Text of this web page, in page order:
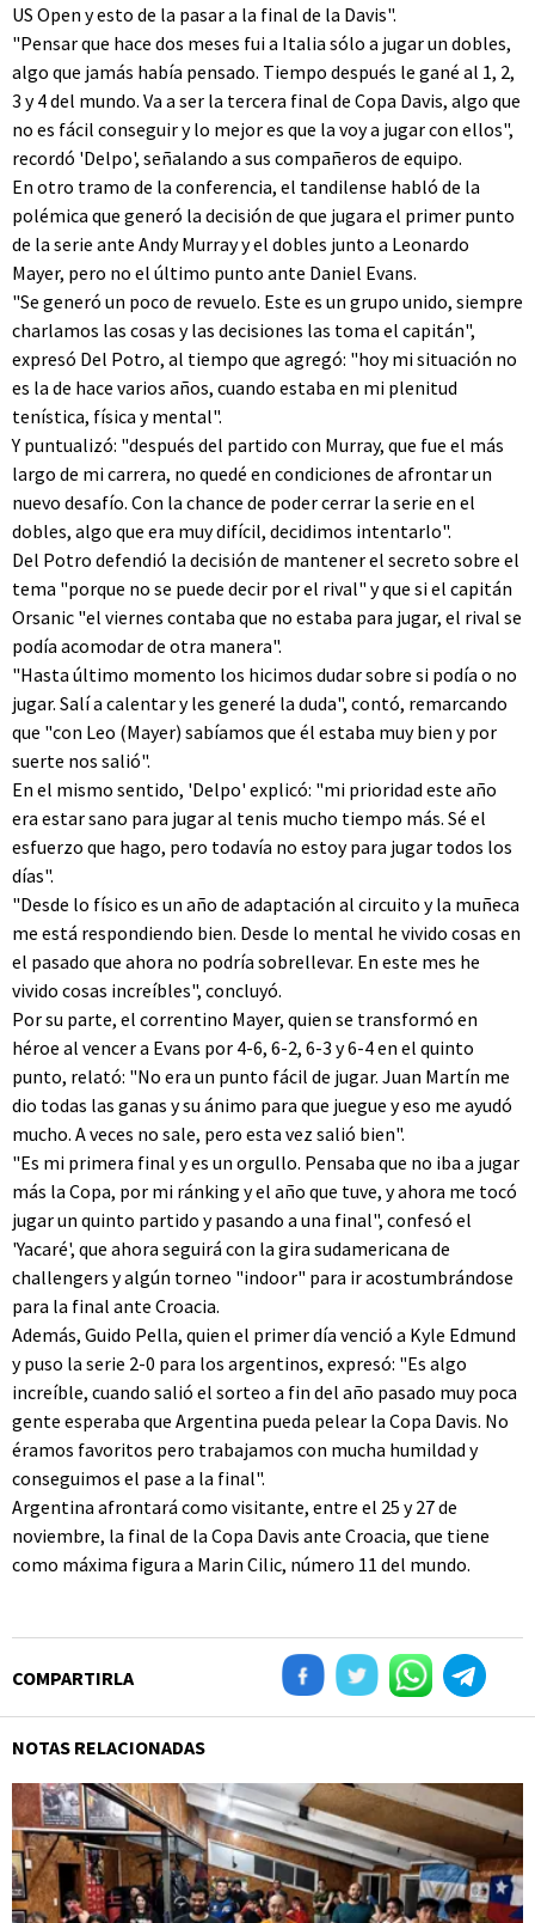
US Open y esto de la pasar a la final de la Davis".
"Pensar que hace dos meses fui a Italia sólo a jugar un dobles,
algo que jamás había pensado. Tiempo después le gané al 1, 2,
3 y 4 del mundo. Va a ser la tercera final de Copa Davis, algo que
no es fácil conseguir y lo mejor es que la voy a jugar con ellos",
recordó 'Delpo', señalando a sus compañeros de equipo.
En otro tramo de la conferencia, el tandilense habló de la
polémica que generó la decisión de que jugara el primer punto
de la serie ante Andy Murray y el dobles junto a Leonardo
Mayer, pero no el último punto ante Daniel Evans.
"Se generó un poco de revuelo. Este es un grupo unido, siempre
charlamos las cosas y las decisiones las toma el capitán",
expresó Del Potro, al tiempo que agregó: "hoy mi situación no
es la de hace varios años, cuando estaba en mi plenitud
tenística, física y mental".
Y puntualizó: "después del partido con Murray, que fue el más
largo de mi carrera, no quedé en condiciones de afrontar un
nuevo desafío. Con la chance de poder cerrar la serie en el
dobles, algo que era muy difícil, decidimos intentarlo".
Del Potro defendió la decisión de mantener el secreto sobre el
tema "porque no se puede decir por el rival" y que si el capitán
Orsanic "el viernes contaba que no estaba para jugar, el rival se
podía acomodar de otra manera".
"Hasta último momento los hicimos dudar sobre si podía o no
jugar. Salí a calentar y les generé la duda", contó, remarcando
que "con Leo (Mayer) sabíamos que él estaba muy bien y por
suerte nos salió".
En el mismo sentido, 'Delpo' explicó: "mi prioridad este año
era estar sano para jugar al tenis mucho tiempo más. Sé el
esfuerzo que hago, pero todavía no estoy para jugar todos los
días".
"Desde lo físico es un año de adaptación al circuito y la muñeca
me está respondiendo bien. Desde lo mental he vivido cosas en
el pasado que ahora no podría sobrellevar. En este mes he
vivido cosas increíbles", concluyó.
Por su parte, el correntino Mayer, quien se transformó en
héroe al vencer a Evans por 4-6, 6-2, 6-3 y 6-4 en el quinto
punto, relató: "No era un punto fácil de jugar. Juan Martín me
dio todas las ganas y su ánimo para que juegue y eso me ayudó
mucho. A veces no sale, pero esta vez salió bien".
"Es mi primera final y es un orgullo. Pensaba que no iba a jugar
más la Copa, por mi ránking y el año que tuve, y ahora me tocó
jugar un quinto partido y pasando a una final", confesó el
'Yacaré', que ahora seguirá con la gira sudamericana de
challengers y algún torneo "indoor" para ir acostumbrándose
para la final ante Croacia.
Además, Guido Pella, quien el primer día venció a Kyle Edmund
y puso la serie 2-0 para los argentinos, expresó: "Es algo
increíble, cuando salió el sorteo a fin del año pasado muy poca
gente esperaba que Argentina pueda pelear la Copa Davis. No
éramos favoritos pero trabajamos con mucha humildad y
conseguimos el pase a la final".
Argentina afrontará como visitante, entre el 25 y 27 de
noviembre, la final de la Copa Davis ante Croacia, que tiene
como máxima figura a Marin Cilic, número 11 del mundo.
COMPARTIRLA
NOTAS RELACIONADAS